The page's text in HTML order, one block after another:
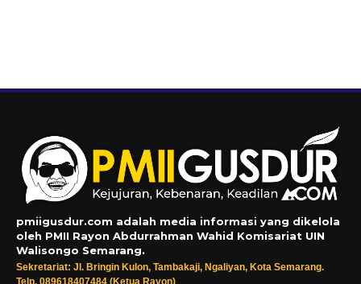
pmiigusdur.com adalah media informasi yang dikelola
oleh PMII Rayon Abdurrahman Wahid Komisariat UIN
Walisongo Semarang.
Sekretariat: Jl. Bringin Kulon, Tambakaji, Ngaliyan, Kota Semarang.